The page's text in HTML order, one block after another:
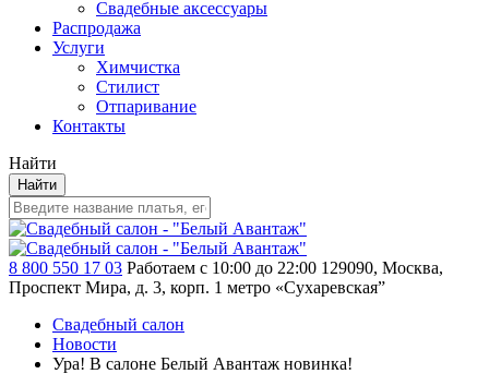
Свадебные аксессуары
Распродажа
Услуги
Химчистка
Стилист
Отпаривание
Контакты
Найти
Найти
8 800 550 17 03 Работаем с 10:00 до 22:00 129090, Москва,
Проспект Мира, д. 3, корп. 1 метро «Сухаревская”
Свадебный салон
Новости
Ура! В салоне Белый Авантаж новинка!